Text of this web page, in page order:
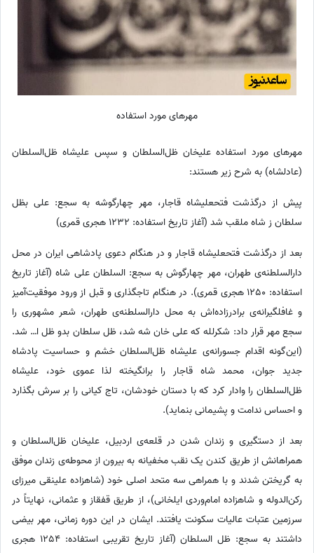
مهرهای مورد استفاده
مهرهای مورد استفاده علیخان ظل‌السلطان و سپس علیشاه ظل‌السلطان
(عادلشاه) به شرح زیر هستند:
پیش از درگذشت فتحعلیشاه قاجار، مهر چهارگوشه به سجع: علی بظل
سلطان ز شاه ملقب شد (آغاز تاریخ استفاده: 1232 هجری قمری)
بعد از درگذشت فتحعلیشاه قاجار و در هنگام دعوی پادشاهی ایران در محل
دارالسلطنه‌ی طهران، مهر چهارگوش به سجع: السلطان علی شاه (آغاز تاریخ
استفاده: 1250 هجری قمری). در هنگام تاجگذاری و قبل از ورود موفقیت‌آمیز
و غافلگیرانه‌ی برادرزاده‌اش به محل دارالسلطنه‌ی طهران، شعر مشهوری را
سجع مهر قرار داد: شکرلله که علی خان شه شد، ظل سلطان بدو ظل ا… شد.
(این‌گونه اقدام جسورانه‌ی علیشاه ظل‌السلطان خشم و حساسیت پادشاه
جدید جوان، محمد شاه قاجار را برانگیخته لذا عموی خود، علیشاه
ظل‌السلطان را وادار کرد که با دستان خودشان، تاج کیانی را بر سرش بگذارد
و احساس ندامت و پشیمانی بنماید).
بعد از دستگیری و زندان شدن در قلعه‌ی اردبیل، علیخان ظل‌السلطان و
همراهانش از طریق کندن یک نقب مخفیانه به بیرون از محوطه‌ی زندان موفق
به گریختن شدند و با همراهی سه متحد اصلی خود (شاهزاده علینقی میرزای
رکن‌الدوله و شاهزاده امام‌وردی ایلخانی)، از طریق قفقاز و عثمانی، نهایتاً در
سرزمین عتبات عالیات سکونت یافتند. ایشان در این دوره زمانی، مهر بیضی
داشتند به سجع: ظل السلطان (آغاز تاریخ تقریبی استفاده: 1254 هجری